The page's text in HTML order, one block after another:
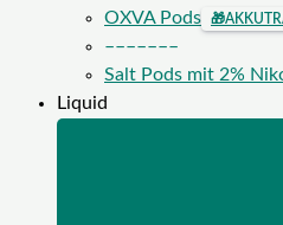
OXVA Pods
🎁
–––––––
Salt Pods mit 2%
Liquid